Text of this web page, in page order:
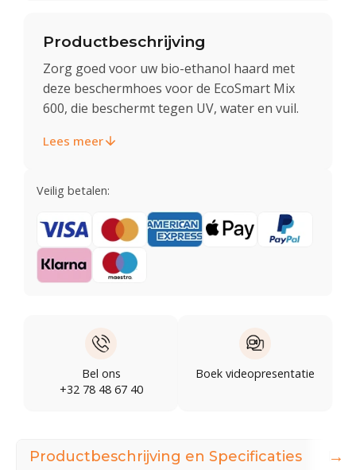
Productbeschrijving
Zorg goed voor uw bio-ethanol haard met
deze beschermhoes voor de EcoSmart Mix
600, die beschermt tegen UV, water en vuil.
Lees meer
Veilig betalen:
Bel ons
+32 78 48 67 40
Boek videopresentatie
Productbeschrijving en Specificaties →